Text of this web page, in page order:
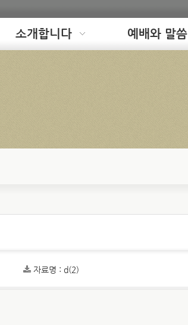
소개합니다 예배와 말씀
자료명 : d(2)